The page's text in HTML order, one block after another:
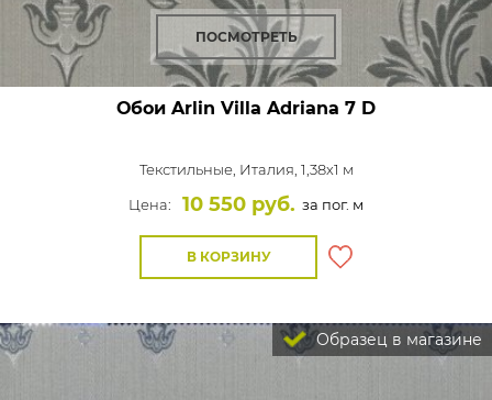
ПОСМОТРЕТЬ
Обои Arlin Villa Adriana 7 D
Текстильные, Италия, 1,38x1 м
Цена:
10 550 руб. за пог. м
В КОРЗИНУ
Образец в магазине